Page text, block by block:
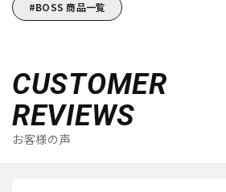
BOSS 商品一覧
CUSTOMER
REVIEWS
お客様の声